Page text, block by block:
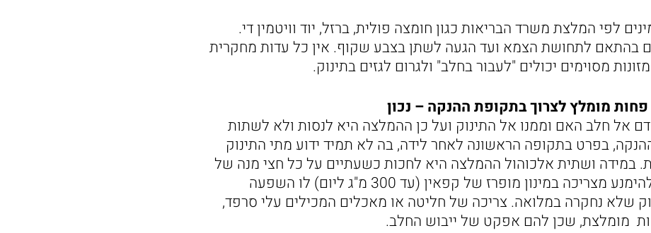
לפי המלצת משרד הבריאות כגון חומצה פולית, ברזל, יוד וויטמין די.
בהתאם לתחושת הצמא ועד הגעה לשתן בצבע שקוף. אין כל עדות מחקרית
מסוימים יכולים "לעבור בחלב" ולגרום לגזים בתינוק.
מומלץ לצרוך בתקופת ההנקה – נכון
אל חלב האם וממנו אל התינוק ועל כן ההמלצה היא לנסות ולא לשתות
בפרט בתקופה הראשונה לאחר לידה, בה לא תמיד ידוע מתי התינוק
במידה ושתית אלכוהול ההמלצה היא לחכות כשעתיים על כל חצי מנה של
אלכוהול. מומלץ להימנע מצריכה במינון מופרז של קפאין (עד 300 מ"ג ליום) לו השפעה
שלא נחקרה במלואה. צריכה של חליטה או מאכלים המכילים עלי סרפד,
מומלצת, שכן להם אפקט של ייבוש החלב.